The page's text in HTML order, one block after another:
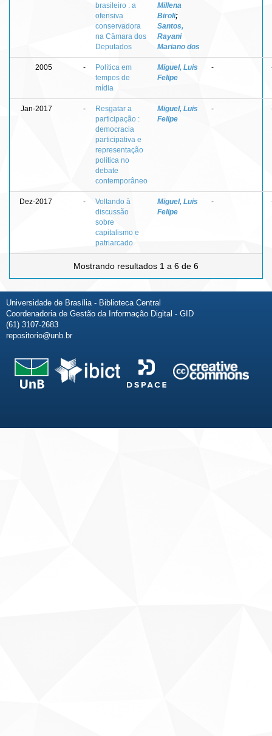
brasileiro : a
ofensiva
conservadora
na Câmara dos
Deputados
Millena
Biroli;
Santos,
Rayani
Mariano dos
2005 -
Política em
tempos de
mídia
Miguel, Luis
Felipe
-
Jan-2017 -
Resgatar a
participação :
democracia
participativa e
representação
política no
debate
contemporâneo
Miguel, Luis
Felipe
-
Dez-2017 -
Voltando à
discussão
sobre
capitalismo e
patriarcado
Miguel, Luis
Felipe
-
Mostrando resultados 1 a 6 de 6
Universidade de Brasília - Biblioteca Central
Coordenadoria de Gestão da Informação Digital - GID
(61) 3107-2683
repositorio@unb.br